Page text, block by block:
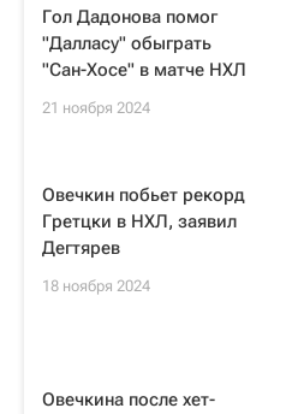
Гол Дадонова помог
"Далласу" обыграть
"Сан-Хосе" в матче НХЛ
21 ноября 2024
Овечкин побьет рекорд
Гретцки в НХЛ, заявил
Дегтярев
18 ноября 2024
Овечкина после хет-